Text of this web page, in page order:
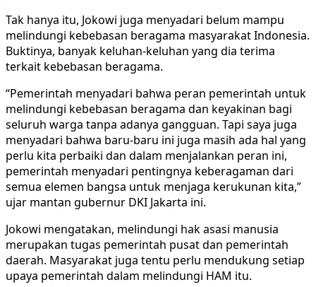
Tak hanya itu, Jokowi juga menyadari belum mampu
melindungi kebebasan beragama masyarakat Indonesia.
Buktinya, banyak keluhan-keluhan yang dia terima
terkait kebebasan beragama.
“Pemerintah menyadari bahwa peran pemerintah untuk
melindungi kebebasan beragama dan keyakinan bagi
seluruh warga tanpa adanya gangguan. Tapi saya juga
menyadari bahwa baru-baru ini juga masih ada hal yang
perlu kita perbaiki dan dalam menjalankan peran ini,
pemerintah menyadari pentingnya keberagaman dari
semua elemen bangsa untuk menjaga kerukunan kita,”
ujar mantan gubernur DKI Jakarta ini.
Jokowi mengatakan, melindungi hak asasi manusia
merupakan tugas pemerintah pusat dan pemerintah
daerah. Masyarakat juga tentu perlu mendukung setiap
upaya pemerintah dalam melindungi HAM itu.